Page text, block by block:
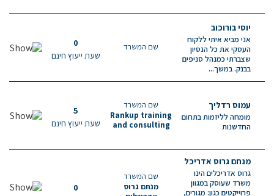
יוסי בורוכוב
אני מביא איתי ללקוח
העסקי את כל הנסיון
שצברתי כמנהל סניפים
בבנק. במשך...
שם המשרד
0
שעת ייעוץ חינם
עמוס רדליך
מומחה לליזמות בתחום
החדשנות
שם המשרד
Rankup training
and consulting
5
שעת ייעוץ חינם
מנחם גרוס אדריכל
גרוס אדריכלים הינו
משרד שעוסק במגוון
פרוייקטים כגון: מגורים,
שם המשרד
מנחם גרוס
0